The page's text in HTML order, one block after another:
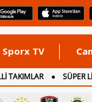
Sporx TV
TAKIMLAR SÜPER